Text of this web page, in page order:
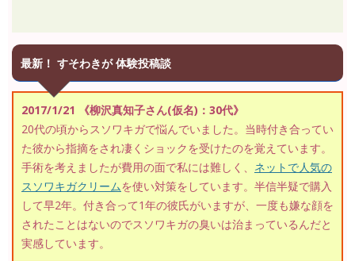
最新！ すそわきが 体験投稿談
2017/1/21 《柳沢真知子さん(仮名)：30代》
20代の頃からスソワキガで悩んでいました。当時付き合ってい
た彼から指摘をされ凄くショックを受けたのを覚えています。
手術を考えましたが費用の面で私には難しく、 ネットで人気の
スソワキガクリームを使い対策をしています。半信半疑で購入
して早2年。付き合って1年の彼氏がいますが、一度も嫌な顔を
されたことはないのでスソワキガの臭いは治まっているんだと
実感しています。